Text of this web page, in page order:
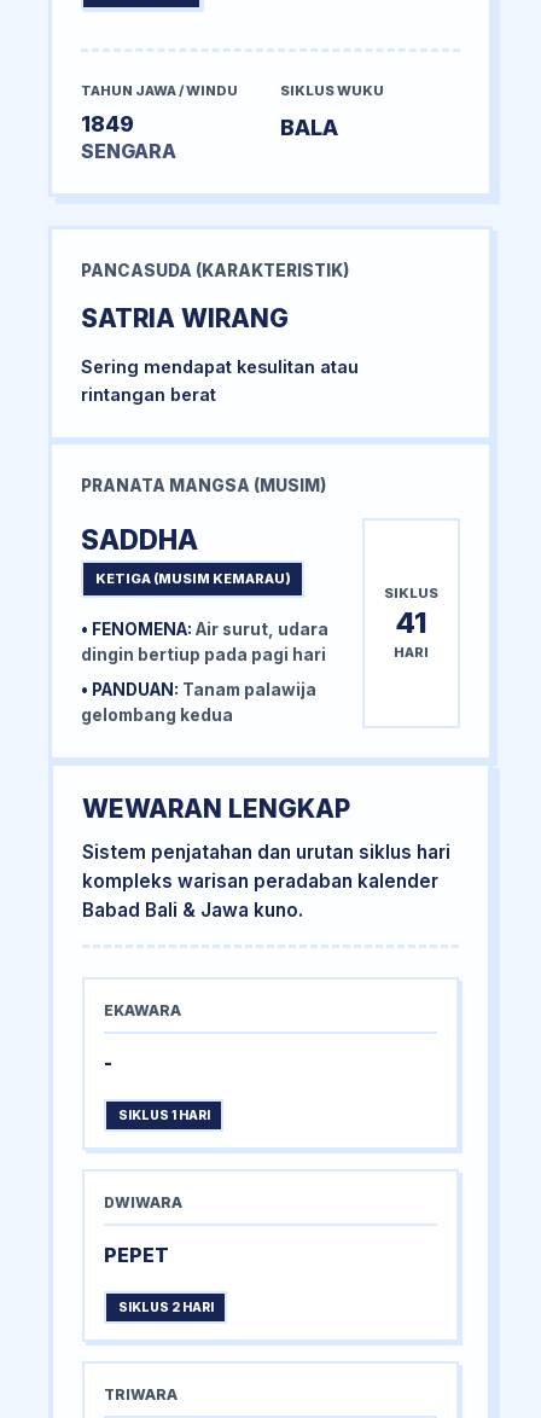
TAHUN JAWA / WINDU
1849
SENGARA
SIKLUS WUKU
BALA
PANCASUDA (KARAKTERISTIK)
SATRIA WIRANG
Sering mendapat kesulitan atau
rintangan berat
PRANATA MANGSA (MUSIM)
SADDHA
KETIGA (MUSIM KEMARAU)
• FENOMENA: Air surut, udara
dingin bertiup pada pagi hari
• PANDUAN: Tanam palawija
gelombang kedua
SIKLUS
41
HARI
WEWARAN LENGKAP
Sistem penjatahan dan urutan siklus hari
kompleks warisan peradaban kalender
Babad Bali & Jawa kuno.
EKAWARA
-
SIKLUS 1 HARI
DWIWARA
PEPET
SIKLUS 2 HARI
TRIWARA